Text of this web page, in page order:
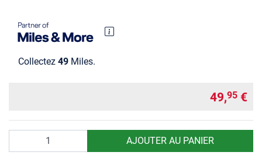
Collectez 49 Miles.
49,95 €
AJOUTER AU PANIER